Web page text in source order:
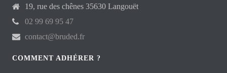
19, rue des chênes 35630 Langouët
02 99 69 95 47
contact@bruded.fr
COMMENT ADHÉRER ?